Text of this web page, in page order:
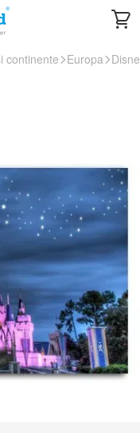
continente Europa